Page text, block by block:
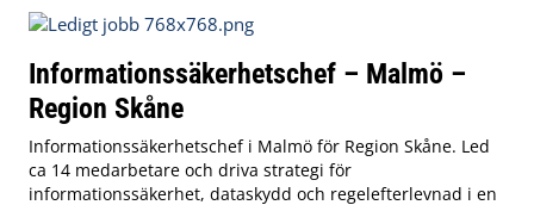
Informationssäkerhetschef – Malmö –
Region Skåne
Informationssäkerhetschef i Malmö för Region Skåne. Led
ca 14 medarbetare och driva strategi för
informationssäkerhet, dataskydd och regelefterlevnad i en